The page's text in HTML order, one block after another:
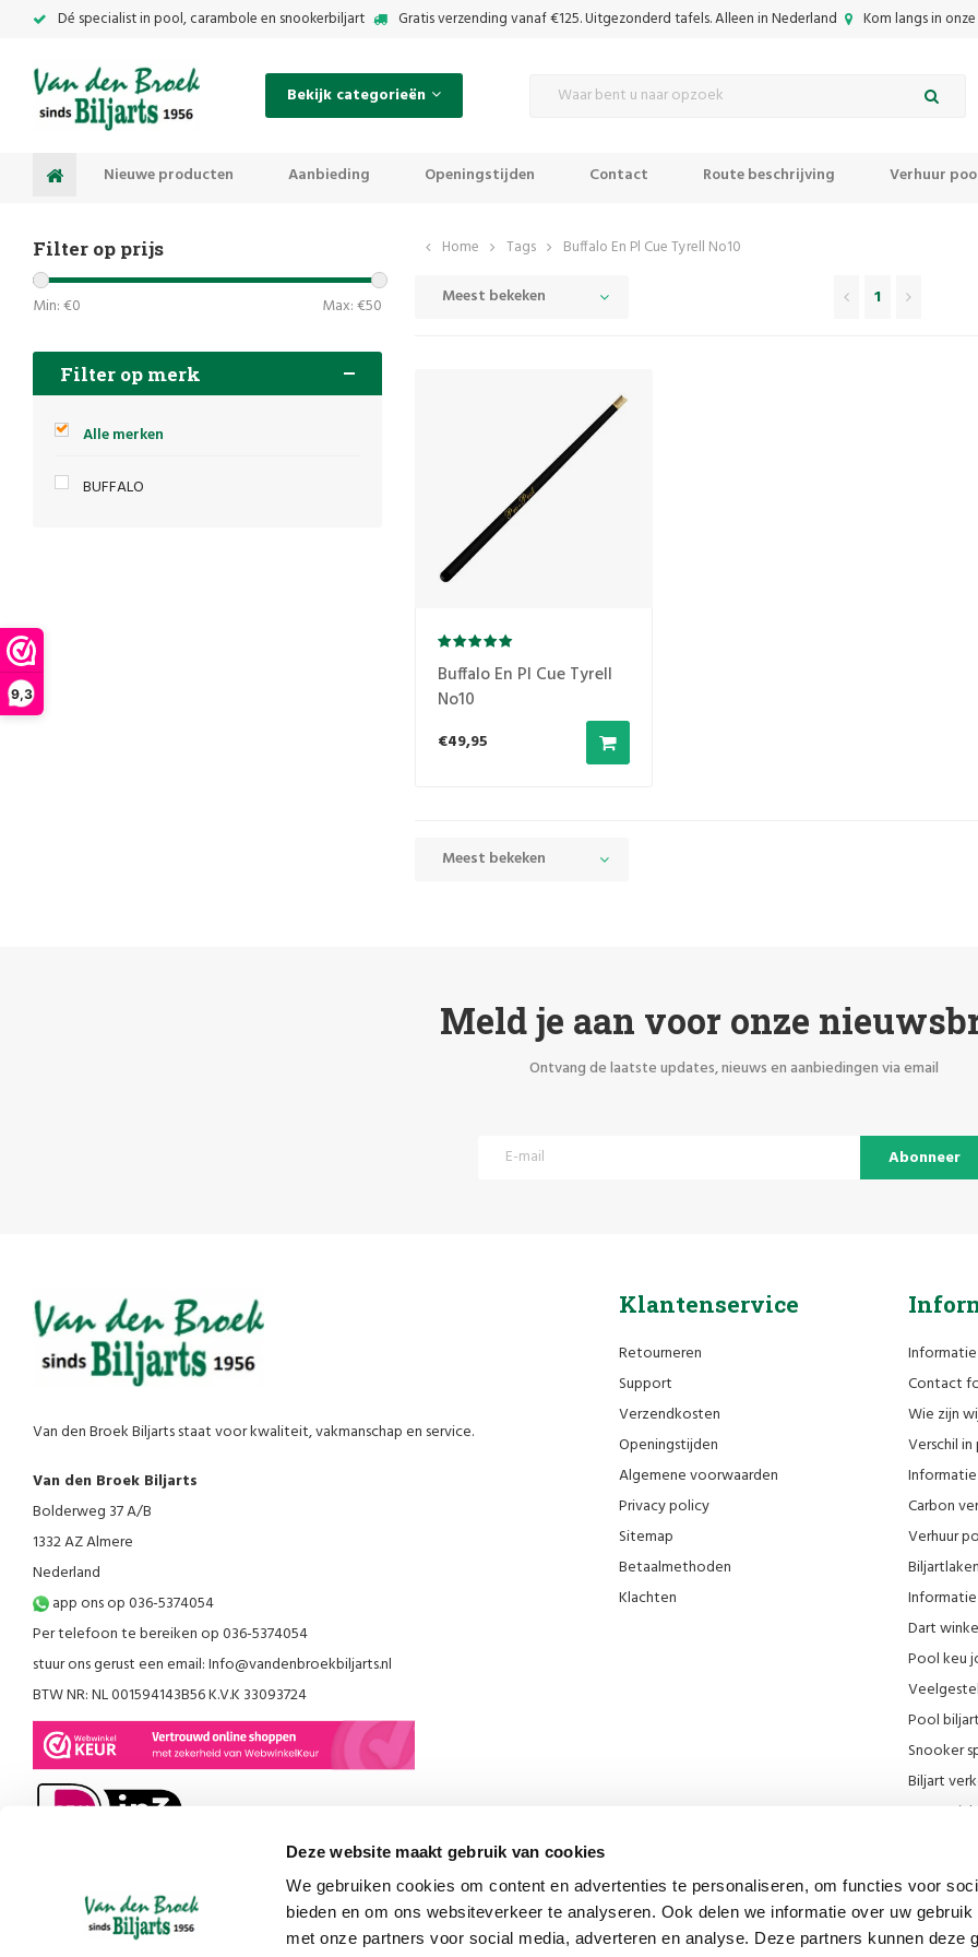
9,3
Deze website maakt gebruik van cookies
We gebruiken cookies om content en advertenties te personaliseren, om functies voor
bieden en om ons websiteverkeer te analyseren. Ook delen we informatie over uw
met onze partners voor social media, adverteren en analyse. Deze partners kunnen deze
Dé specialist in pool, carambole en snookerbiljart Gratis verzending vanaf €125. Uitgezonderd tafels. Alleen in Nederland Kom langs in
Bekijk categorieën
Nieuwe producten Aanbieding Openingstijden Contact Route beschrijving Verhuur
Filter op prijs
Min: €0 Max: €50
Filter op merk
Alle merken
BUFFALO
Home Tags Buffalo En Pl Cue Tyrell No10
Meest bekeken 1
Buffalo En Pl Cue Tyrell
No10
€49,95
Meest bekeken
Meld je aan voor onze
Ontvang de laatste updates, nieuws en aanbiedingen via email
Abonneer
Van den Broek Biljarts staat voor kwaliteit, vakmanschap en service.
Van den Broek Biljarts
Bolderweg 37 A/B
1332 AZ Almere
Nederland
app ons op 036-5374054
Per telefoon te bereiken op 036-5374054
stuur ons gerust een email:Info@vandenbroekbiljarts.nl
BTW NR: NL 001594143B56 K.V.K 33093724
Klantenservice
Retourneren
Support
Verzendkosten
Openingstijden
Algemene voorwaarden
Privacy policy
Sitemap
Betaalmethoden
Klachten
Contact
Wie zijn
Verschil
Carbon
Verhuur
Dart
Pool keu
Pool
Snooker
Biljart
Onze
Blog
Biljart